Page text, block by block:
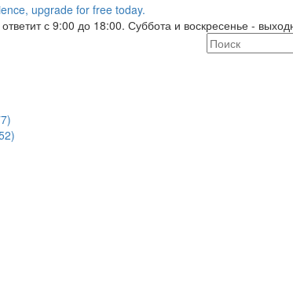
с 9:00 до 18:00. Суббота и воскресенье -